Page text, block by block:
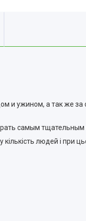
и ужином, а так же
самым тщательным
кількість людей і при